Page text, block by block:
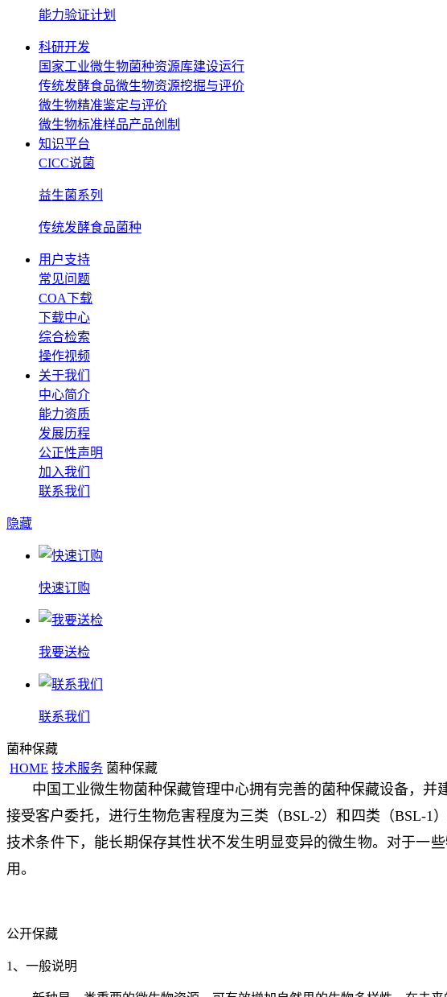
能力验证计划
科研开发
国家工业微生物菌种资源库建设运行
传统发酵食品微生物资源挖掘与评价
微生物精准鉴定与评价
微生物标准样品产品创制
知识平台
CICC说菌
益生菌系列
传统发酵食品菌种
用户支持
常见问题
COA下载
下载中心
综合检索
操作视频
关于我们
中心简介
能力资质
发展历程
公正性声明
加入我们
联系我们
隐藏
快速订购
我要送检
联系我们
菌种保藏
HOME 技术服务 菌种保藏
中国工业微生物菌种保藏管理中心拥有完善的菌种保藏设备，
接受客户委托，进行生物危害程度为三类（BSL-2）和四类（BSL-1）
技术条件下，能长期保存其性状不发生明显变异的微生物。对于一
用。
公开保藏
1、一般说明